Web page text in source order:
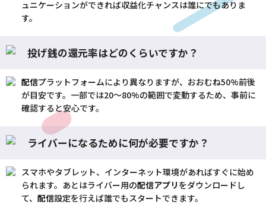
ュニケーションができれば収益化チャンスは誰にでもありま
す。
投げ銭の還元率はどのくらいですか？
配信プラットフォームにより異なりますが、おおむね50%前後
が目安です。一部では20〜80%の範囲で変動するため、事前に
確認すると安心です。
ライバーになるために何が必要ですか？
スマホやタブレット、インターネット環境があればすぐに始め
られます。あとはライバー用の配信アプリ をダウンロードし
て、 配信設定を行えば誰でもスタートできます。